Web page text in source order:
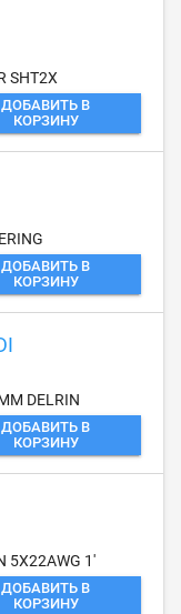
SHT2X
ДОБАВИТЬ В
КОРЗИНУ
ДОБАВИТЬ В
КОРЗИНУ
DELRIN
ДОБАВИТЬ В
КОРЗИНУ
5X22AWG 1'
ДОБАВИТЬ В
КОРЗИНУ